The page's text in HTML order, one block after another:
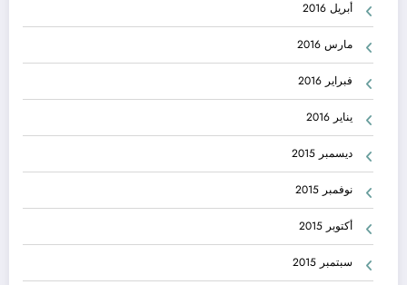
أبريل 2016
مارس 2016
فبراير 2016
يناير 2016
ديسمبر 2015
نوفمبر 2015
أكتوبر 2015
سبتمبر 2015